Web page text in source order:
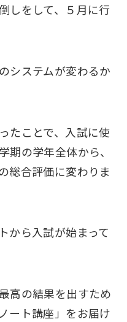
しをして、５月に行
システムが変わるか
たことで、入試に使
期の学年全体から、
総合評価に変わりま
から入試が始まって
高の結果を出すため
ート講座」をお届け